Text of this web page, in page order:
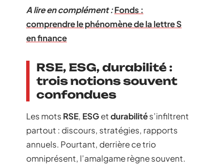
A lire en complément :Fonds :
comprendre le phénomène de la lettre S
en finance
RSE, ESG, durabilité :
trois notions souvent
confondues
Les mots RSE, ESGetdurabilités’infiltrent
partout : discours, stratégies, rapports
annuels. Pourtant, derrière ce trio
omniprésent, l’amalgame règne souvent.